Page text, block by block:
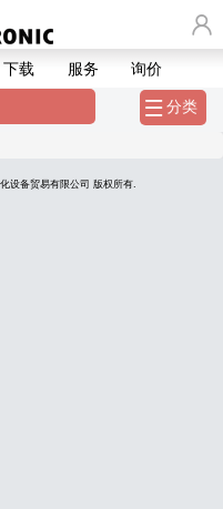
下载 服务 询价
分类
设备贸易有限公司 版权所有.